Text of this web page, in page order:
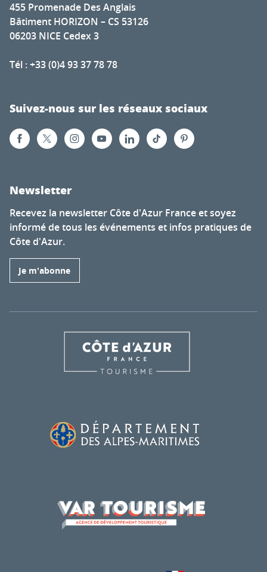
455 Promenade Des Anglais
Bâtiment HORIZON – CS 53126
06203 NICE Cedex 3
Tél : +33 (0)4 93 37 78 78
Suivez-nous sur les réseaux sociaux
Newsletter
Recevez la newsletter Côte d'Azur France et soyez
informé de tous les événements et infos pratiques de
Côte d'Azur.
Je m'abonne